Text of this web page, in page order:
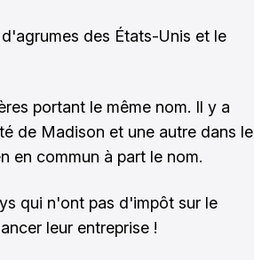
des États-Unis et le
portant le même nom. Il y a
de Madison et une autre dans le
en commun à part le nom.
qui n'ont pas d'impôt sur le
leur entreprise !